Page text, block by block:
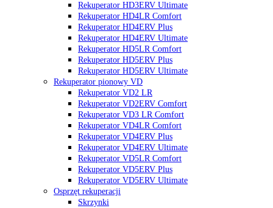
Rekuperator HD3ERV Ultimate
Rekuperator HD4LR Comfort
Rekuperator HD4ERV Plus
Rekuperator HD4ERV Ultimate
Rekuperator HD5LR Comfort
Rekuperator HD5ERV Plus
Rekuperator HD5ERV Ultimate
Rekuperator pionowy VD
Rekuperator VD2 LR
Rekuperator VD2ERV Comfort
Rekuperator VD3 LR Comfort
Rekuperator VD4LR Comfort
Rekuperator VD4ERV Plus
Rekuperator VD4ERV Ultimate
Rekuperator VD5LR Comfort
Rekuperator VD5ERV Plus
Rekuperator VD5ERV Ultimate
Osprzęt rekuperacji
Skrzynki